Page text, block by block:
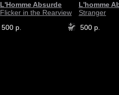
L'Homme Absurde
Flicker in the Rearview
500 р.
L'homme
Stranger
500 р.